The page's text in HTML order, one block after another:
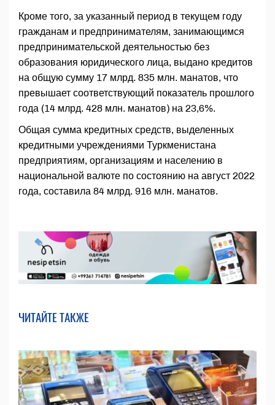
Кроме того, за указанный период в текущем году
гражданам и предпринимателям, занимающимся
предпринимательской деятельностью без
образования юридического лица, выдано кредитов
на общую сумму 17 млрд. 835 млн. манатов, что
превышает соответствующий показатель прошлого
года (14 млрд. 428 млн. манатов) на 23,6%.
Общая сумма кредитных средств, выделенных
кредитными учреждениями Туркменистана
предприятиям, организациям и населению в
национальной валюте по состоянию на август 2022
года, составила 84 млрд. 916 млн. манатов.
ЧИТАЙТЕ ТАКЖЕ